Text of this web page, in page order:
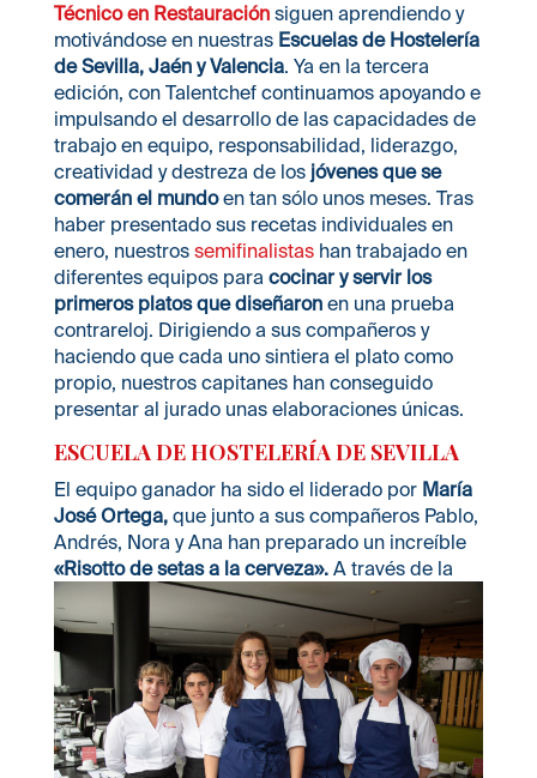
Técnico en Restauraciónsiguen aprendiendo y
motivándose en nuestras Escuelas de Hostelería
de Sevilla, Jaén y Valencia. Ya en la tercera
edición, con Talentchef continuamos apoyando e
impulsando el desarrollo de las capacidades de
trabajo en equipo, responsabilidad, liderazgo,
creatividad y destreza de los jóvenes que se
comerán el mundoen tan sólo unos meses. Tras
haber presentado sus recetas individuales en
enero, nuestros semifinalistashan trabajado en
diferentes equipos para cocinar y servir los
primeros platos que diseñaronen una prueba
contrareloj. Dirigiendo a sus compañeros y
haciendo que cada uno sintiera el plato como
propio, nuestros capitanes han conseguido
presentar al jurado unas elaboraciones únicas.
ESCUELA DE HOSTELERÍA DE SEVILLA
El equipo ganador ha sido el liderado por María
José Ortega,que junto a sus compañeros Pablo,
Andrés, Nora y Ana han preparado un increíble
«Risotto de setas a la cerveza». A través de la